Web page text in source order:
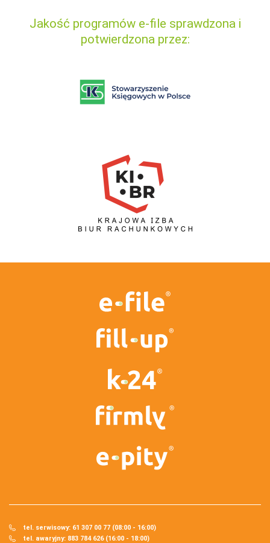
Jakość programów e-file sprawdzona i
potwierdzona przez:
tel. serwisowy: 61 307 00 77 (08:00 - 16:00)
tel. awaryjny: 883 784 626 (16:00 - 18:00)